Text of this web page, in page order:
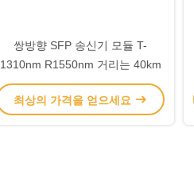
쌍방향 SFP 송신기 모듈 T-
1310nm R1550nm 거리는 40km
최상의 가격을 얻으세요